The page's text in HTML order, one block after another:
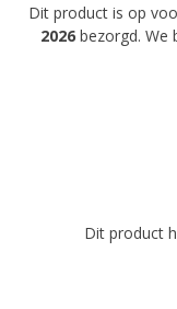
Dit product is op
2026bezorgd. We
Dit product